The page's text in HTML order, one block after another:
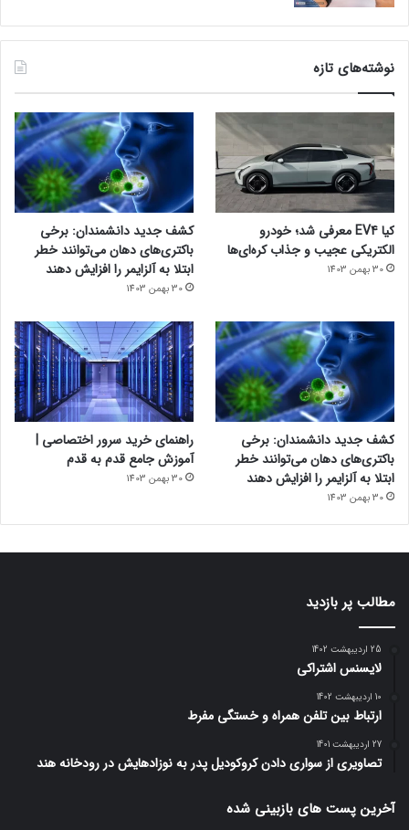
نوشته‌های تازه
کیا EV4 معرفی شد؛ خودرو
الکتریکی عجیب و جذاب کره‌ای‌ها
30 بهمن 1403
کشف جدید دانشمندان: برخی
باکتری‌های دهان می‌توانند خطر
ابتلا به آلزایمر را افزایش دهند
30 بهمن 1403
کشف جدید دانشمندان: برخی
باکتری‌های دهان می‌توانند خطر
ابتلا به آلزایمر را افزایش دهند
30 بهمن 1403
راهنمای خرید سرور اختصاصی |
آموزش جامع قدم به قدم
30 بهمن 1403
مطالب پر بازدید
25 اردیبهشت 1402
لایسنس اشتراکی
10 اردیبهشت 1402
ارتباط بین تلفن همراه و خستگی مفرط
27 اردیبهشت 1401
تصاویری از سواری دادن کروکودیل پدر به نوزادهایش در رودخانه هند
آخرین پست های بازبینی شده